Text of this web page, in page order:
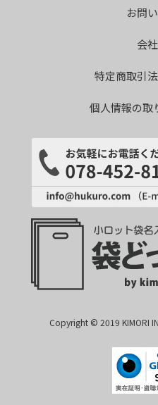
お問
会
特定商取引
個人情報の取
Copyright © 2019 KIMORI